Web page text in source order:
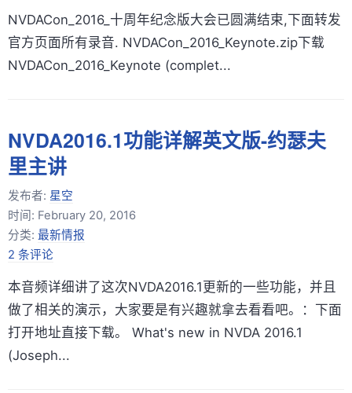
NVDACon_2016_十周年纪念版大会已圆满结束,下面转发
官方页面所有录音. NVDACon_2016_Keynote.zip下载
NVDACon_2016_Keynote (complet...
NVDA2016.1功能详解英文版-约瑟夫
里主讲
发布者: 星空
时间: February 20, 2016
分类: 最新情报
2 条评论
本音频详细讲了这次NVDA2016.1更新的一些功能，并且
做了相关的演示，大家要是有兴趣就拿去看看吧。：下面
打开地址直接下载。 What's new in NVDA 2016.1
(Joseph...